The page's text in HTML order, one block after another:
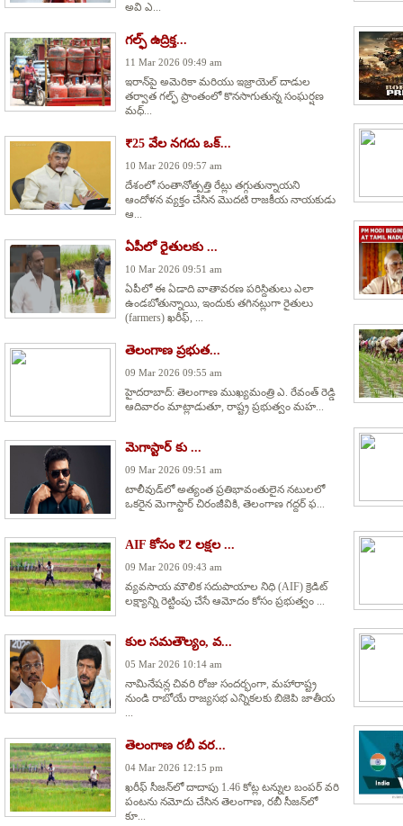
అవి ఎ...
గల్ఫ్ ఉద్రిక్త...
11 Mar 2026 09:49 am
ఇరాన్‌పై అమెరికా మరియు ఇజ్రాయెల్ దాడుల
తర్వాత గల్ఫ్ ప్రాంతంలో కొనసాగుతున్న సంఘర్షణ
మధ్...
₹25 వేల నగదు ఒక్...
10 Mar 2026 09:57 am
దేశంలో సంతానోత్పత్తి రేట్లు తగ్గుతున్నాయని
ఆందోళన వ్యక్తం చేసిన మొదటి రాజకీయ నాయకుడు
ఆ...
ఏపీలో రైతులకు ...
10 Mar 2026 09:51 am
ఏపీలో ఈ ఏడాది వాతావరణ పరిస్దితులు ఎలా
ఉండబోతున్నాయి, ఇందుకు తగినట్లుగా రైతులు
(farmers) ఖరీఫ్, ...
తెలంగాణ ప్రభుత...
09 Mar 2026 09:55 am
హైదరాబాద్: తెలంగాణ ముఖ్యమంత్రి ఎ. రేవంత్ రెడ్డి
ఆదివారం మాట్లాడుతూ, రాష్ట్ర ప్రభుత్వం మహ...
మెగాస్టార్ కు ...
09 Mar 2026 09:51 am
టాలీవుడ్‌లో అత్యంత ప్రతిభావంతులైన నటులలో
ఒకరైన మెగాస్టార్ చిరంజీవికి, తెలంగాణ గద్దర్ ఫ...
AIF కోసం ₹2 లక్షల ...
09 Mar 2026 09:43 am
వ్యవసాయ మౌలిక సదుపాయాల నిధి (AIF) క్రెడిట్
లక్ష్యాన్ని రెట్టింపు చేసే ఆమోదం కోసం ప్రభుత్వం ...
కుల సమతౌల్యం, వ...
05 Mar 2026 10:14 am
నామినేషన్ల చివరి రోజు సందర్భంగా, మహారాష్ట్ర
నుండి రాబోయే రాజ్యసభ ఎన్నికలకు బిజెపి జాతీయ
...
తెలంగాణ రబీ వర...
04 Mar 2026 12:15 pm
ఖరీఫ్ సీజన్‌లో దాదాపు 1.46 కోట్ల టన్నుల బంపర్ వరి
పంటను నమోదు చేసిన తెలంగాణ, రబీ సీజన్‌లో
కూ...